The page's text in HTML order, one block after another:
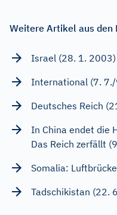
Weitere Artikel aus den
Israel (28. 1. 2003)
International (7.
Deutsches Reich
In China endet die
Das Reich zerfällt
Somalia: Luftbrücke
Tadschikistan (22.